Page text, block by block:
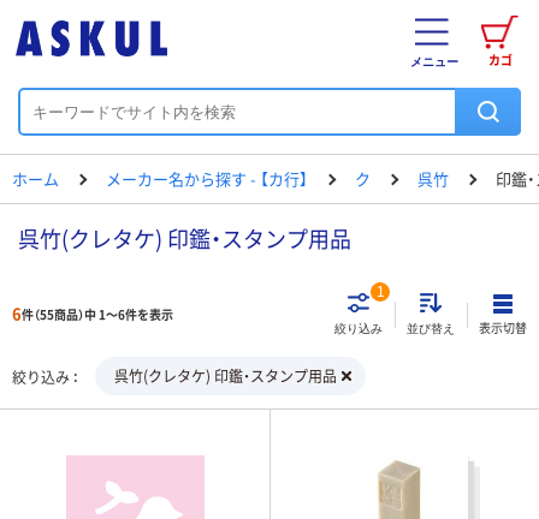
カゴ
メニュー
ホーム メーカー名から探す - 【カ行】 ク 呉竹 印鑑
呉竹(クレタケ) 印鑑・スタンプ用品
6件（55商品）中 1～6件を表示
絞り込み
1
並び替え 表示切替
絞り込み 呉竹(クレタケ) 印鑑・スタンプ用品